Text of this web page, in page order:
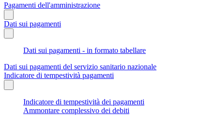
Pagamenti dell'amministrazione
Dati sui pagamenti
Dati sui pagamenti - in formato tabellare
Dati sui pagamenti del servizio sanitario nazionale
Indicatore di tempestività pagamenti
Indicatore di tempestività dei pagamenti
Ammontare complessivo dei debiti